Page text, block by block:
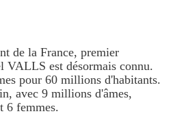
de la France, premier
VALLS est désormais connu.
pour 60 millions d'habitants.
avec 9 millions d'âmes,
6 femmes.